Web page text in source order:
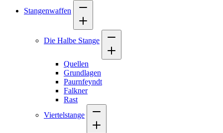
Stangenwaffen
Die Halbe Stange
Quellen
Grundlagen
Paurnfeyndt
Falkner
Rast
Viertelstange